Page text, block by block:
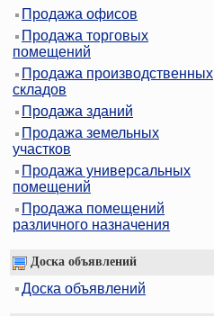
Продажа офисов
Продажа торговых
помещений
Продажа производственных
складов
Продажа зданий
Продажа земельных
участков
Продажа универсальных
помещений
Продажа помещений
различного назначения
Доска объявлений
Доска объявлений